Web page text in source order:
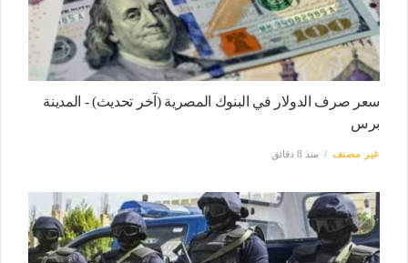
سعر صرف الدولار في البنوك المصرية (آخر تحديث) - المدينة
برس
غير مصنف منذ 8 دقائق